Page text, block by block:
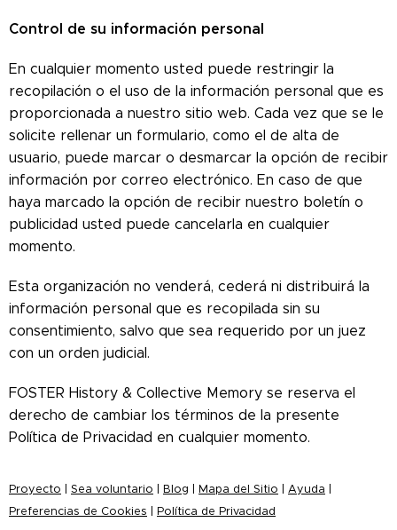
Control de su información personal
En cualquier momento usted puede restringir la
recopilación o el uso de la información personal que es
proporcionada a nuestro sitio web. Cada vez que se le
solicite rellenar un formulario, como el de alta de
usuario, puede marcar o desmarcar la opción de recibir
información por correo electrónico. En caso de que
haya marcado la opción de recibir nuestro boletín o
publicidad usted puede cancelarla en cualquier
momento.
Esta organización no venderá, cederá ni distribuirá la
información personal que es recopilada sin su
consentimiento, salvo que sea requerido por un juez
con un orden judicial.
FOSTER History & Collective Memory se reserva el
derecho de cambiar los términos de la presente
Política de Privacidad en cualquier momento.
Proyecto Sea voluntario Blog Mapa del Sitio Ayuda
Preferencias de Cookies
Política de Privacidad